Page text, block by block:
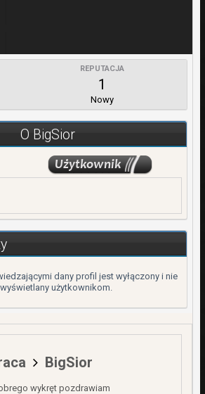
REPUTACJA
1
Nowy
O BigSior
dany profil jest wyłączony i nie
użytkownikom.
BigSior
wykręt pozdrawiam